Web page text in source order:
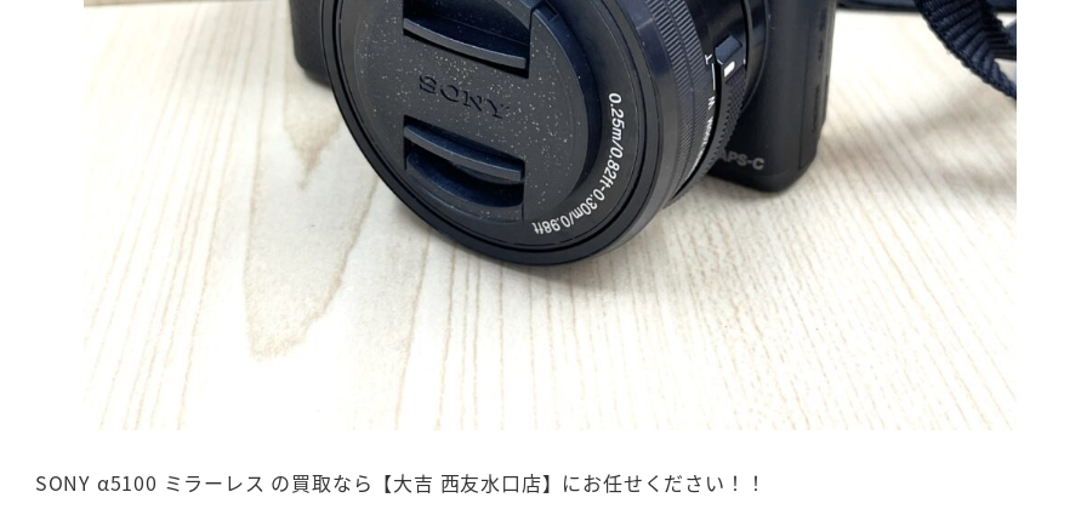
SONY α5100 ミラーレス の買取なら【大吉 西友水口店】にお任せください！！